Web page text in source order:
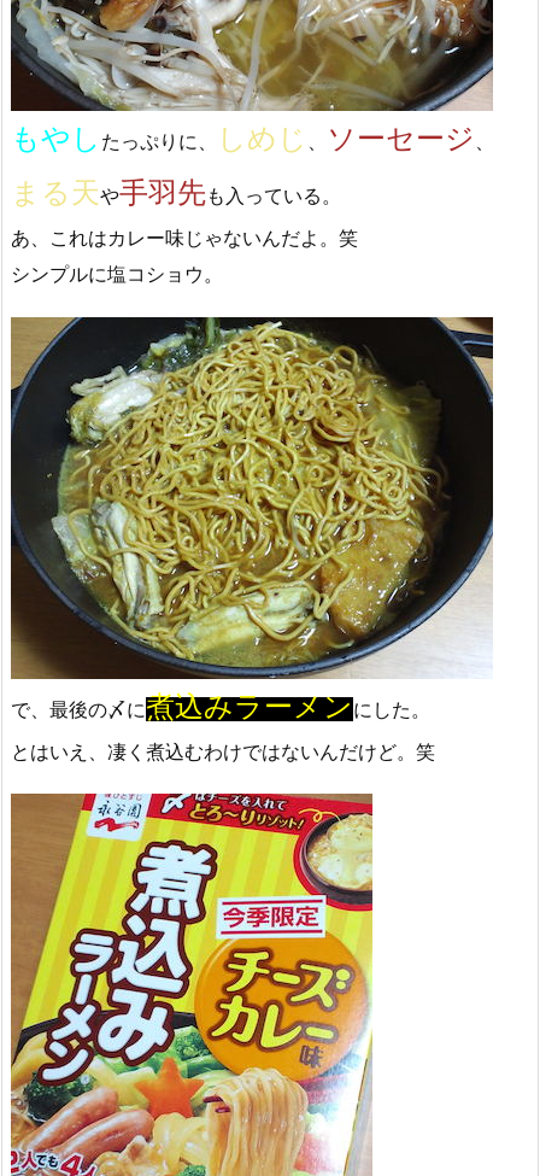
もやし たっぷりに、 しめじ ソーセージ
まる天や手羽先も入っている。
あ、これはカレー味じゃないんだよ。笑
シンプルに塩コショウ。
で、最後の〆に煮込みラーメンにした。
とはいえ、凄く煮込むわけではないんだけど。笑